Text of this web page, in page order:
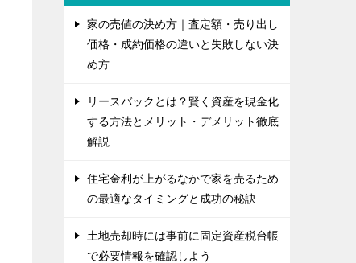
家の売値の決め方｜査定額・売り出し
価格・成約価格の違いと失敗しない決
め方
リースバックとは？賢く資産を現金化
する方法とメリット・デメリット徹底
解説
住宅金利が上がるなかで家を売るため
の最適なタイミングと成功の秘訣
土地売却時には事前に固定資産税台帳
で必要情報を確認しよう